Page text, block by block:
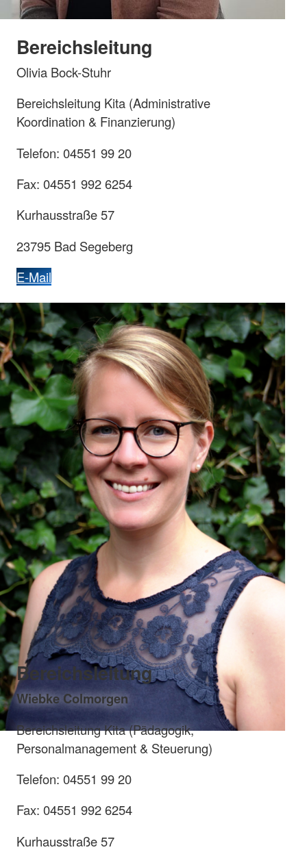
Bereichsleitung
Olivia Bock-Stuhr
Bereichsleitung Kita (Administrative
Koordination & Finanzierung)
Telefon: 04551 99 20
Fax: 04551 992 6254
Kurhausstraße 57
23795 Bad Segeberg
E-Mail
Bereichsleitung
Wiebke Colmorgen
Bereichsleitung Kita (Pädagogik,
Personalmanagement & Steuerung)
Telefon: 04551 99 20
Fax: 04551 992 6254
Kurhausstraße 57